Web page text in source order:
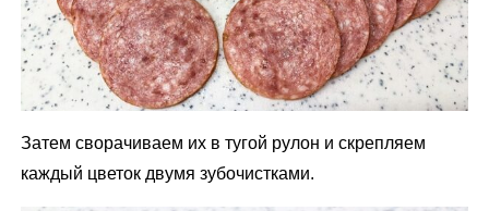
Затем сворачиваем их в тугой рулон и скрепляем
каждый цветок двумя зубочистками.